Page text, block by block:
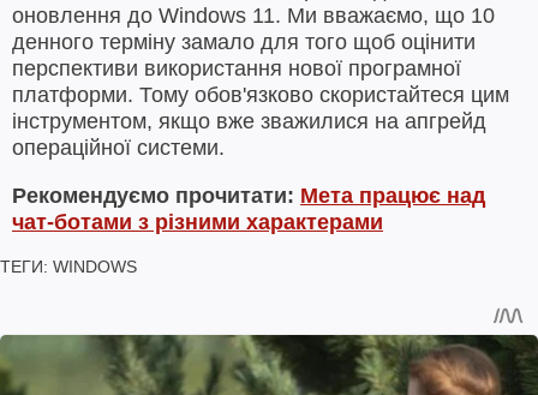
оновлення до Windows 11. Ми вважаємо, що 10
денного терміну замало для того щоб оцінити
перспективи використання нової програмної
платформи. Тому обов'язково скористайтеся цим
інструментом, якщо вже зважилися на апгрейд
операційної системи.
Рекомендуємо прочитати: Мета працює над
чат-ботами з різними характерами
ТЕГИ: WINDOWS